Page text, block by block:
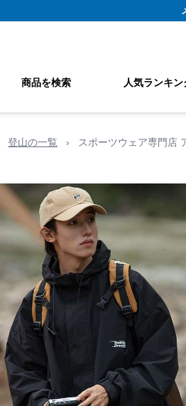
商品を検索 人気ランキン
登山の一覧 › スポーツウェア専門店